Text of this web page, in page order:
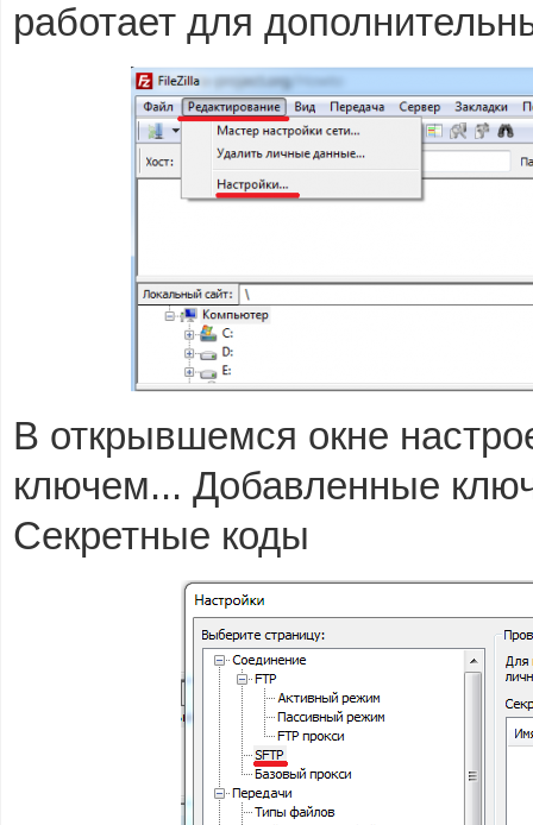
работает для
В открывшемся окне
ключем... Добавленные
Секретные коды